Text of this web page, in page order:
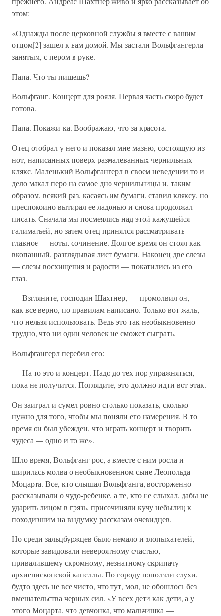
этом:
«Однажды после церковной службы я вместе с вашим
отцом[2] зашел к вам домой. Мы застали Вольфгангерла
занятым, с пером в руке.
Папа. Что ты пишешь?
Вольфганг. Концерт для рояля. Первая часть скоро будет
готова.
Папа. Покажи-ка. Воображаю, что за красота.
Отец отобрал у него и показал мне мазню, состоящую из
нот, написанных поверх размалеванных чернильных
клякс. Маленький Вольфгангерл в своем неведении то и
дело макал перо на самое дно чернильницы и, таким
образом, всякий раз, касаясь им бумаги, ставил кляксу, но
преспокойно вытирал ее ладонью и снова продолжал
писать. Сначала мы посмеялись над этой кажущейся
галиматьей, но затем отец принялся рассматривать
главное — ноты, сочинение. Долгое время он стоял как
вкопанный, разглядывая лист бумаги. Наконец две слезы
— слезы восхищения и радости — покатились из его
глаз.
— Взгляните, господин Шахтнер, — промолвил он, —
как все верно, по правилам написано. Только вот жаль,
что нельзя использовать. Ведь это так необыкновенно
трудно, что ни один человек не сможет сыграть.
Вольфгангерл перебил его:
— На то это и концерт. Надо до тех пор упражняться,
пока не получится. Поглядите, это должно идти вот этак.
Он заиграл и сумел ровно столько показать, сколько
нужно для того, чтобы мы поняли его намерения. В то
время он был убежден, что играть концерт и творить
чудеса — одно и то же».
Шло время, Вольфганг рос, а вместе с ним росла и
ширилась молва о необыкновенном сыне Леопольда
Моцарта. Все, кто слышал Вольфганга, восторженно
рассказывали о чудо-ребенке, а те, кто не слыхал, дабы не
ударить лицом в грязь, присочиняли кучу небылиц к
походившим на выдумку рассказам очевидцев.
Но среди зальцбуржцев было немало и злопыхателей,
которые завидовали невероятному счастью,
привалившему скромному, незнатному скрипачу
архиепископской капеллы. По городу поползли слухи,
будто здесь не все чисто, что тут, мол, не обошлось без
вмешательства черных сил. «У всех дети как дети, а у
этого Моцарта, что девчонка, что мальчишка —